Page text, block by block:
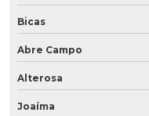
Bicas
Abre Campo
Alterosa
Joaíma